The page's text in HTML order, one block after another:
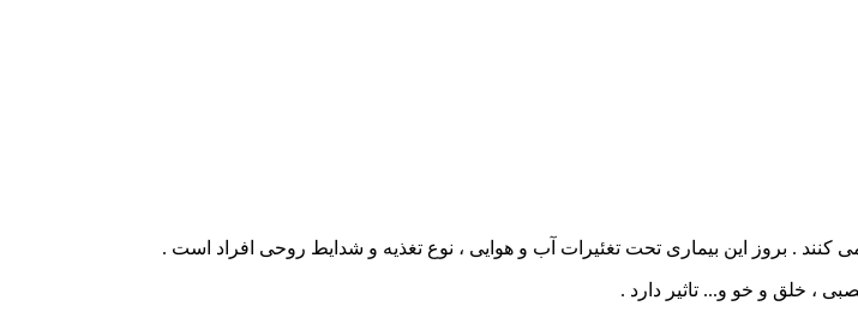
. بروز این بیماری تحت تغئیرات آب و هوایی ، نوع تغذیه و شدایط روحی افراد است .
، خلق و خو و... تاثیر دارد .